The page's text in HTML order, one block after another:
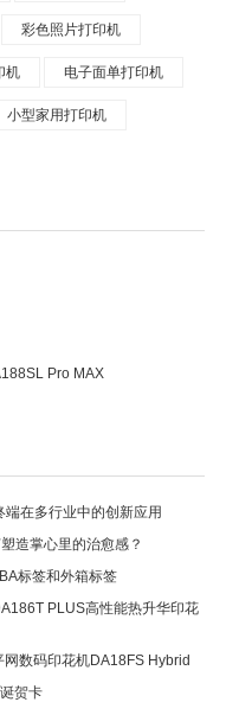
彩色照片打印机
机 电子面单打印机
小型家用打印机
Pro MAX
在多行业中的创新应用
造掌心里的治愈感？
标签和外箱标签
PLUS高性能热升华印花
数码印花机DA18FS Hybrid
贺卡